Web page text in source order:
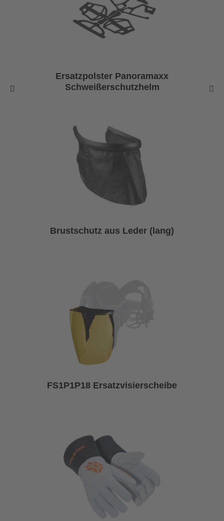
Ersatzpolster Panoramaxx
Schweißerschutzhelm
Brustschutz aus Leder (lang)
FS1P1P18 Ersatzvisierscheibe